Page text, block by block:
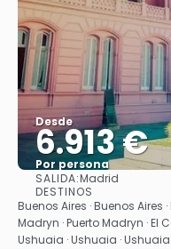
Desde
6.913 €
Por persona
SALIDA:Madrid
DESTINOS
Buenos Aires · Buenos Aires
Madryn · Puerto Madryn · El
Ushuaia · Ushuaia · Ushuaia